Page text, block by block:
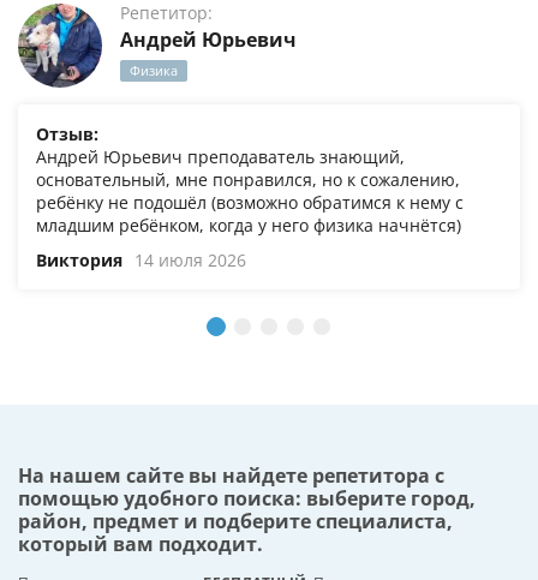
Репетитор:
Андрей Юрьевич
Физика
Отзыв:
Андрей Юрьевич преподаватель знающий,
основательный, мне понравился, но к сожалению,
ребёнку не подошёл (возможно обратимся к нему с
младшим ребёнком, когда у него физика начнётся)
Виктория 14 июля 2026
На нашем сайте вы найдете репетитора с
помощью удобного поиска: выберите город,
район, предмет и подберите специалиста,
который вам подходит.